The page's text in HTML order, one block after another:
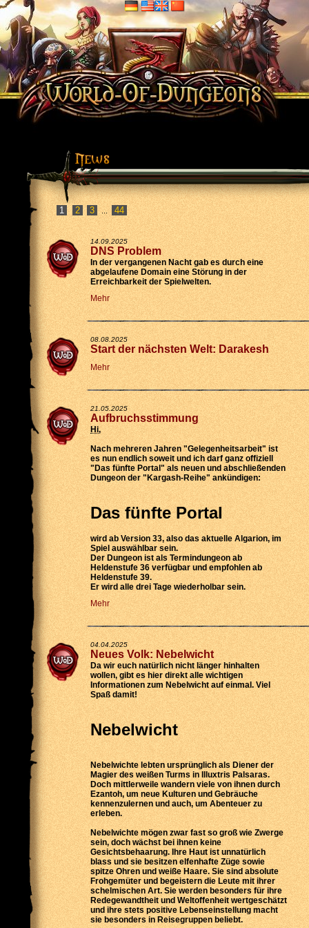
2 3 ... 44
14.09.2025
DNS Problem
In der vergangenen Nacht gab es durch eine
abgelaufene Domain eine Störung in der
Erreichbarkeit der Spielwelten.
Mehr
08.08.2025
Start der nächsten Welt: Darakesh
Mehr
21.05.2025
Aufbruchsstimmung
Hi,
Nach mehreren Jahren "Gelegenheitsarbeit" ist
es nun endlich soweit und ich darf ganz offiziell
"Das fünfte Portal" als neuen und abschließenden
Dungeon der "Kargash-Reihe" ankündigen:
Das fünfte Portal
wirdab Version 33, also das aktuelle Algarion, im
Spiel auswählbar sein.
Der Dungeon ist alsTermindungeon ab
Heldenstufe 36 verfügbar und empfohlen ab
Heldenstufe 39.
Er wirdalle drei Tage wiederholbarsein.
Mehr
04.04.2025
Neues Volk: Nebelwicht
Da wir euch natürlich nicht länger hinhalten
wollen, gibt es hier direkt alle wichtigen
Informationen zum Nebelwicht auf einmal. Viel
Spaß damit!
Nebelwicht
Nebelwichte lebten ursprünglich als Diener der
Magier des weißen Turms in Illuxtris Palsaras.
Doch mittlerweile wandern viele von ihnen durch
Ezantoh, um neue Kulturen und Gebräuche
kennenzulernen und auch, um Abenteuer zu
erleben.
Nebelwichte mögen zwar fast so groß wie Zwerge
sein, doch wächst bei ihnen keine
Gesichtsbehaarung. Ihre Haut ist unnatürlich
blass und sie besitzen elfenhafte Züge sowie
spitze Ohren und weiße Haare. Sie sind absolute
Frohgemüter und begeistern die Leute mit ihrer
schelmischen Art. Sie werden besonders für ihre
Redegewandtheit und Weltoffenheit wertgeschätzt
und ihre stets positive Lebenseinstellung macht
sie besonders in Reisegruppen beliebt.